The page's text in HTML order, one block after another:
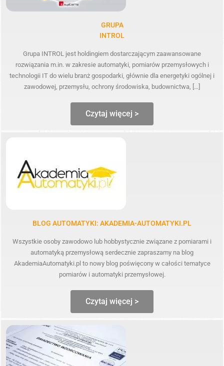
GRUPA
INTROL
Grupa INTROL jest holdingiem dostarczającym zaawansowane
rozwiązania m.in. w zakresie automatyki, pomiarów przemysłowych i
technologii IT do wielu branż gospodarki, głównie dla energetyki ogólnej i
zawodowej, przemysłu, ochrony środowiska, budownictwa, […]
Czytaj więcej >
BLOG AUTOMATYKI: AKADEMIA-AUTOMATYKI.PL
Wszystkie osoby zawodowo lub hobbystycznie związane z pomiarami i
automatyką przemysłową serdecznie zapraszamy na blog
AkademiaAutomatyki.pl to nowy blog poświęcony w całości tematyce
pomiarów i automatyki przemysłowej.
Czytaj więcej >